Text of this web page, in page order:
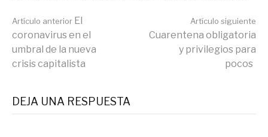
Seguir
leyendo
Artículo anterior El
coronavirus en el
umbral de la nueva
crisis capitalista
Artículo siguiente
Cuarentena obligatoria
y privilegios para
pocos
DEJA UNA RESPUESTA